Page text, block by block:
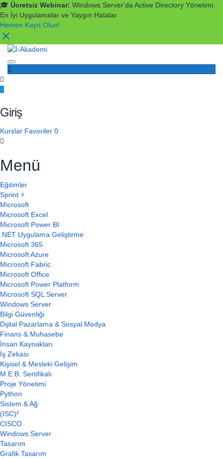
🎓 Ücretsiz Webinar: Windows Server'da Active Directory Yönetimi:
En İyi Uygulamalar ve Yaygın Hatalar
Hemen Kayıt Olun!
Toggle navigation
Giriş
Kurslar Favoriler 0
Menü
Eğitimler
Sprint ⚡
Microsoft
Microsoft Excel
Microsoft Power BI
.NET Uygulama Geliştirme
Microsoft 365
Microsoft Azure
Microsoft Fabric
Microsoft Office
Microsoft Power Platform
Microsoft SQL Server
Windows Server
Bilgi Güvenliği
Dijital Pazarlama & Sosyal Medya
Finans & Muhasebe
İnsan Kaynakları
İş Zekası
Kişisel & Mesleki Gelişim
M.E.B. Sertifikalı
Proje Yönetimi
Python
Sistem & Ağ
(ISC)²
CISCO
Windows Server
Tasarım
Grafik Tasarım